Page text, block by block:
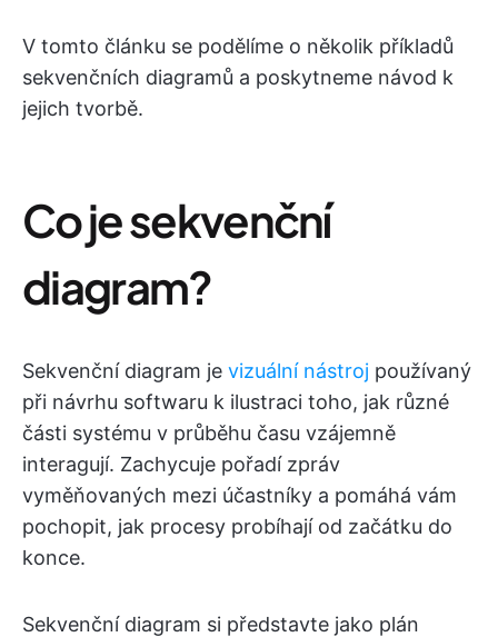
V tomto článku se podělíme o několik příkladů
sekvenčních diagramů a poskytneme návod k
jejich tvorbě.
Co je sekvenční
diagram?
Sekvenční diagram je vizuální nástroj používaný
při návrhu softwaru k ilustraci toho, jak různé
části systému v průběhu času vzájemně
interagují. Zachycuje pořadí zpráv
vyměňovaných mezi účastníky a pomáhá vám
pochopit, jak procesy probíhají od začátku do
konce.
Sekvenční diagram si představte jako plán